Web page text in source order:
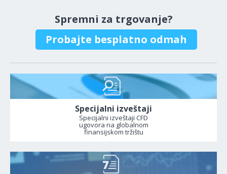
Spremni za trgovanje?
Probajte besplatno odmah
Specijalni izveštaji
Specijalni izveštaji CFD
ugovora na globalnom
finansijskom tržištu